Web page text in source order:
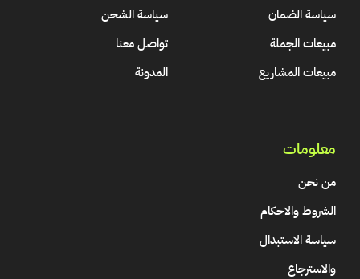
سياسة الضمان
مبيعات الجملة
مبيعات المشاريع
سياسة الشحن
تواصل معنا
المدونة
معلومات
من نحن
الشروط والاحكام
سياسة الاستبدال
والاسترجاع